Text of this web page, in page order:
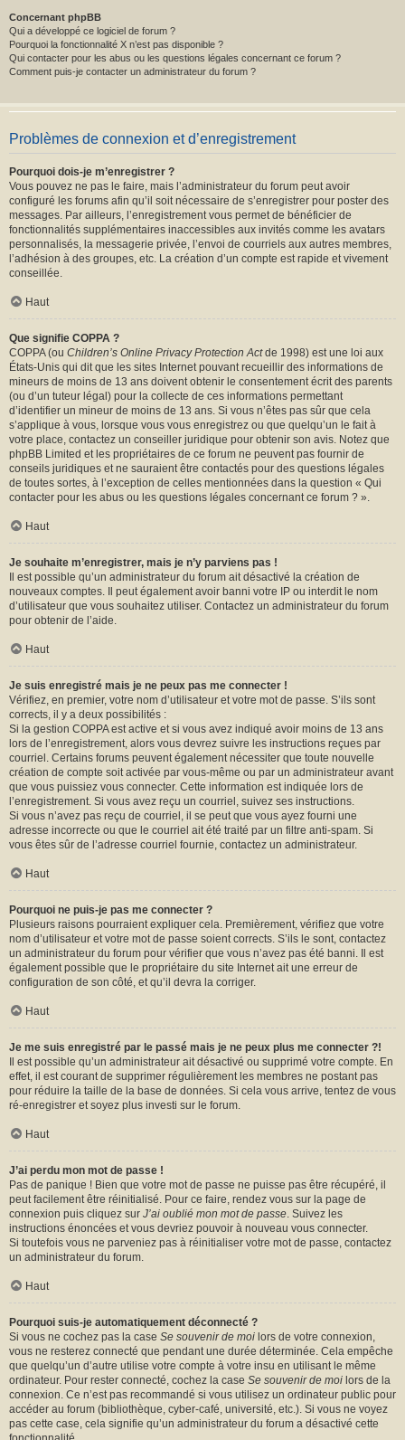
Concernant phpBB
Qui a développé ce logiciel de forum ?
Pourquoi la fonctionnalité X n’est pas disponible ?
Qui contacter pour les abus ou les questions légales concernant ce forum ?
Comment puis-je contacter un administrateur du forum ?
Problèmes de connexion et d’enregistrement
Pourquoi dois-je m’enregistrer ?
Vous pouvez ne pas le faire, mais l’administrateur du forum peut avoir
configuré les forums afin qu’il soit nécessaire de s’enregistrer pour poster des
messages. Par ailleurs, l’enregistrement vous permet de bénéficier de
fonctionnalités supplémentaires inaccessibles aux invités comme les avatars
personnalisés, la messagerie privée, l’envoi de courriels aux autres membres,
l’adhésion à des groupes, etc. La création d’un compte est rapide et vivement
conseillée.
Haut
Que signifie COPPA ?
COPPA (ou Children’s Online Privacy Protection Actde 1998) est une loi aux
États-Unis qui dit que les sites Internet pouvant recueillir des informations de
mineurs de moins de 13 ans doivent obtenir le consentement écrit des parents
(ou d’un tuteur légal) pour la collecte de ces informations permettant
d’identifier un mineur de moins de 13 ans. Si vous n’êtes pas sûr que cela
s’applique à vous, lorsque vous vous enregistrez ou que quelqu’un le fait à
votre place, contactez un conseiller juridique pour obtenir son avis. Notez que
phpBB Limited et les propriétaires de ce forum ne peuvent pas fournir de
conseils juridiques et ne sauraient être contactés pour des questions légales
de toutes sortes, à l’exception de celles mentionnées dans la question « Qui
contacter pour les abus ou les questions légales concernant ce forum ? ».
Haut
Je souhaite m’enregistrer, mais je n’y parviens pas !
Il est possible qu’un administrateur du forum ait désactivé la création de
nouveaux comptes. Il peut également avoir banni votre IP ou interdit le nom
d’utilisateur que vous souhaitez utiliser. Contactez un administrateur du forum
pour obtenir de l’aide.
Haut
Je suis enregistré mais je ne peux pas me connecter !
Vérifiez, en premier, votre nom d’utilisateur et votre mot de passe. S’ils sont
corrects, il y a deux possibilités :
Si la gestion COPPA est active et si vous avez indiqué avoir moins de 13 ans
lors de l’enregistrement, alors vous devrez suivre les instructions reçues par
courriel. Certains forums peuvent également nécessiter que toute nouvelle
création de compte soit activée par vous-même ou par un administrateur avant
que vous puissiez vous connecter. Cette information est indiquée lors de
l’enregistrement. Si vous avez reçu un courriel, suivez ses instructions.
Si vous n’avez pas reçu de courriel, il se peut que vous ayez fourni une
adresse incorrecte ou que le courriel ait été traité par un filtre anti-spam. Si
vous êtes sûr de l’adresse courriel fournie, contactez un administrateur.
Haut
Pourquoi ne puis-je pas me connecter ?
Plusieurs raisons pourraient expliquer cela. Premièrement, vérifiez que votre
nom d’utilisateur et votre mot de passe soient corrects. S’ils le sont, contactez
un administrateur du forum pour vérifier que vous n’avez pas été banni. Il est
également possible que le propriétaire du site Internet ait une erreur de
configuration de son côté, et qu’il devra la corriger.
Haut
Je me suis enregistré par le passé mais je ne peux plus me connecter ?!
Il est possible qu’un administrateur ait désactivé ou supprimé votre compte. En
effet, il est courant de supprimer régulièrement les membres ne postant pas
pour réduire la taille de la base de données. Si cela vous arrive, tentez de vous
ré-enregistrer et soyez plus investi sur le forum.
Haut
J’ai perdu mon mot de passe !
Pas de panique ! Bien que votre mot de passe ne puisse pas être récupéré, il
peut facilement être réinitialisé. Pour ce faire, rendez vous sur la page de
connexion puis cliquez sur J’ai oublié mon mot de passe. Suivez les
instructions énoncées et vous devriez pouvoir à nouveau vous connecter.
Si toutefois vous ne parveniez pas à réinitialiser votre mot de passe, contactez
un administrateur du forum.
Haut
Pourquoi suis-je automatiquement déconnecté ?
Si vous ne cochez pas la case Se souvenir de moi lors de votre connexion,
vous ne resterez connecté que pendant une durée déterminée. Cela empêche
que quelqu’un d’autre utilise votre compte à votre insu en utilisant le même
ordinateur. Pour rester connecté, cochez la case Se souvenir de moi lors de la
connexion. Ce n’est pas recommandé si vous utilisez un ordinateur public pour
accéder au forum (bibliothèque, cyber-café, université, etc.). Si vous ne voyez
pas cette case, cela signifie qu’un administrateur du forum a désactivé cette